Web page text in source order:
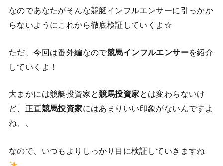
なのであなたがそんな競艇インフルエンサーに引っかか
らないようにこれから徹底検証していくよ☆
ただ、今回は番外編なので競馬インフルエンサーを紹介
していくよ！
大まかには競艇投資家と競馬投資家とは変わらないけ
ど、正直競馬投資家にはあまりいい印象がないんですよ
ね、、
なので、いつもよりしっかり目に検証していきますね